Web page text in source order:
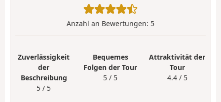
Anzahl an Bewertungen: 5
Zuverlässigkeit
der
Beschreibung
5 / 5
Bequemes
Folgen der Tour
5 / 5
Attraktivität der
Tour
4.4 / 5